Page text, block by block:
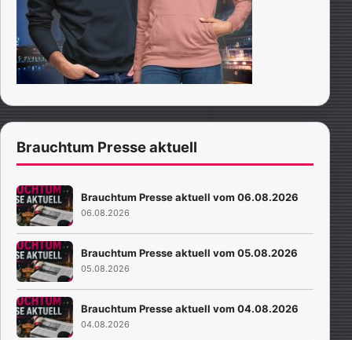
Brauchtum Presse aktuell
Brauchtum Presse aktuell vom 06.08.2026
06.08.2026
Brauchtum Presse aktuell vom 05.08.2026
05.08.2026
Brauchtum Presse aktuell vom 04.08.2026
04.08.2026